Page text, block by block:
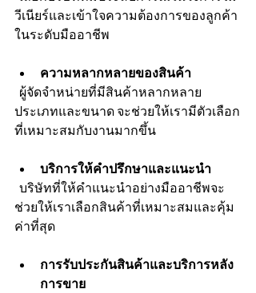
วีเนียร์และเข้าใจความต้องการของลูกค้า
ในระดับมืออาชีพ
ความหลากหลายของสินค้า
ประเภทและขนาด จะช่วยให้เรามีตัวเลือก
ที่เหมาะสมกับงานมากขึ้น
บริการให้คำปรึกษาและแนะนำ
ช่วยให้เราเลือกสินค้าที่เหมาะสมและคุ้ม
ค่าที่สุด
การรับประกันสินค้าและบริการหลัง
การขาย